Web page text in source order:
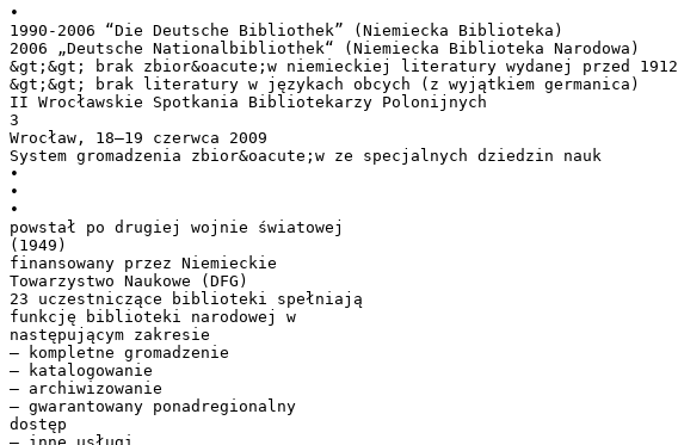
•
1990-2006 “Die Deutsche Bibliothek” (Niemiecka Biblioteka)
2006 „Deutsche Nationalbibliothek“ (Niemiecka Biblioteka Narodowa)
&gt;&gt; brak zbior&oacute;w niemieckiej literatury wydanej przed 1912
&gt;&gt; brak literatury w językach obcych (z wyjątkiem germanica)
II Wrocławskie Spotkania Bibliotekarzy Polonijnych
3
Wrocław, 18–19 czerwca 2009
System gromadzenia zbior&oacute;w ze specjalnych dziedzin nauk
•
•
•
powstał po drugiej wojnie światowej
(1949)
finansowany przez Niemieckie
Towarzystwo Naukowe (DFG)
23 uczestniczące biblioteki spełniają
funkcję biblioteki narodowej w
następującym zakresie
– kompletne gromadzenie
– katalogowanie
– archiwizowanie
– gwarantowany ponadregionalny
dostęp